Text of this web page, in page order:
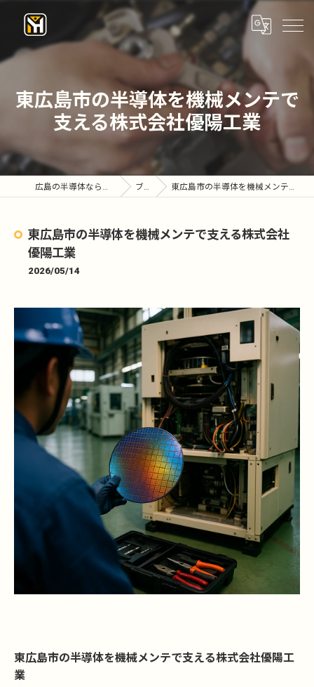
東広島市の半導体を機械メンテで
支える株式会社優陽工業
広島の半導体なら株式会社優陽工業 ブログ 東広島市の半導体を機械メンテで支える株式会社優陽工業
東広島市の半導体を機械メンテで支える株式会社
優陽工業
2026/05/14
東広島市の半導体を機械メンテで支える株式会社優陽工
業